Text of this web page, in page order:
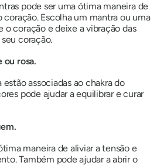
pode ser uma ótima maneira de
coração. Escolha um mantra ou uma
o coração e deixe a vibração das
coração.
ou rosa.
estão associadas ao chakra do
pode ajudar a equilibrar e curar
maneira de aliviar a tensão e
Também pode ajudar a abrir o